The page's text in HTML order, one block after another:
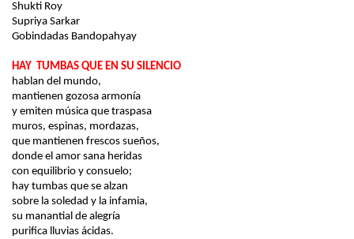
Shukti Roy
Supriya Sarkar
Gobindadas Bandopahyay
HAY TUMBAS QUE EN SU SILENCIO
hablan del mundo,
mantienen gozosa armonía
y emiten música que traspasa
muros, espinas, mordazas,
que mantienen frescos sueños,
donde el amor sana heridas
con equilibrio y consuelo;
hay tumbas que se alzan
sobre la soledad y la infamia,
su manantial de alegría
purifica lluvias ácidas.